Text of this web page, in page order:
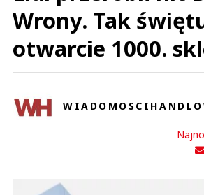
Odpowiedz
Wrony. Tak
otwarcie 1000.